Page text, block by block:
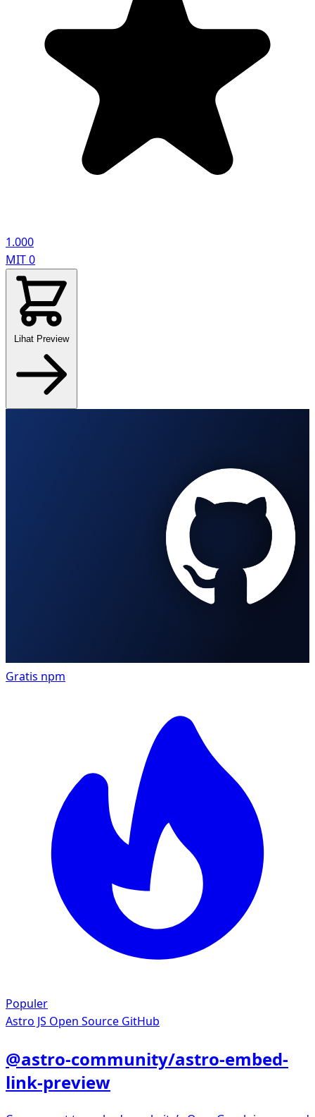
1.000
MIT0
Lihat Preview
Gratis npm
Populer
Astro JS Open Source GitHub
@astro-community/astro-embed-
link-preview